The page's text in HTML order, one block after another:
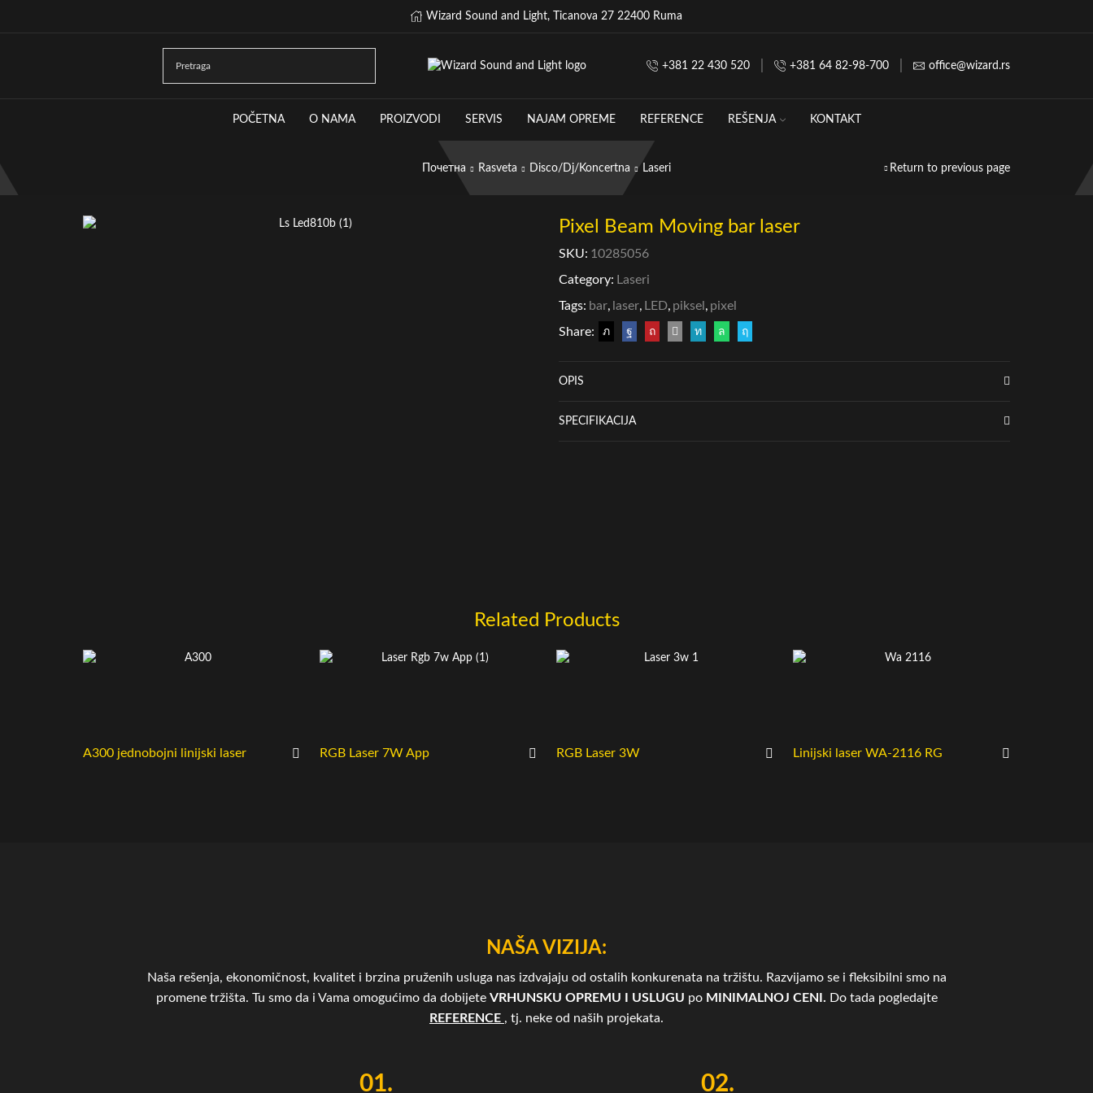
Wizard Sound and Light, Ticanova 27 22400 Ruma
+381 22 430 520 +381 64 82-98-700 office@wizard.rs
POČETNA O NAMA PROIZVODI SERVIS NAJAM OPREME REFERENCE REŠENJA KONTAKT
Почетна Rasveta Disco/Dj/Koncertna Laseri Return to previous page
Pixel Beam Moving bar laser
SKU: 10285056
Category: Laseri
Tags: bar, laser, LED, piksel, pixel
Share:
OPIS
SPECIFIKACIJA
Related Products
A300 jednobojni linijski laser RGB Laser 7W App RGB Laser 3W Linijski laser WA-2116 RG
NAŠA VIZIJA:
Naša rešenja, ekonomičnost, kvalitet i brzina pruženih usluga nas izdvajaju od ostalih konkurenata na tržištu. Razvijamo se i fleksibilni smo na
promene tržišta. Tu smo da i Vama omogućimo da dobijete VRHUNSKU OPREMU I USLUGU po MINIMALNOJ CENI. Do tada pogledajte
REFERENCE , tj. neke od naših projekata.
01. 02.